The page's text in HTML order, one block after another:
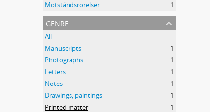
Motståndsrörelser
1
genre
All
Manuscripts
1
Photographs
1
Letters
1
Notes
1
Drawings, paintings
1
Printed matter
1